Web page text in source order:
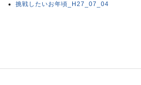
挑戦したいお年頃_H27_07_04